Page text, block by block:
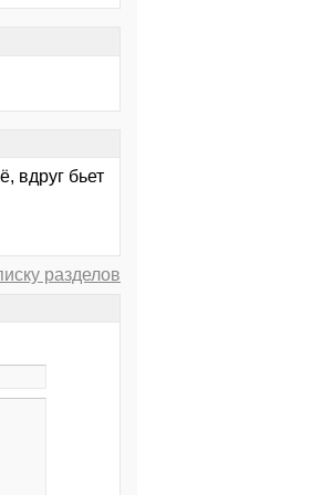
вдруг бьет
разделов